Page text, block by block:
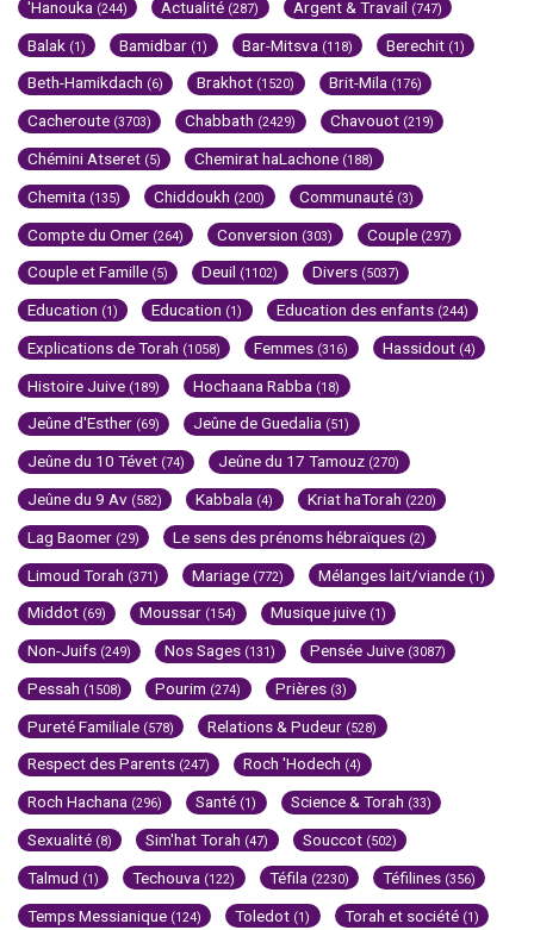
'Hanouka (244) Actualité (287) Argent & Travail (747)
Balak (1) Bamidbar (1) Bar-Mitsva (118) Berechit (1)
Beth-Hamikdach (6) Brakhot (1520) Brit-Mila (176)
Cacheroute (3703) Chabbath (2429) Chavouot (219)
Chémini Atseret (5) Chemirat haLachone (188)
Chemita (135) Chiddoukh (200) Communauté (3)
Compte du Omer (264) Conversion (303) Couple (297)
Couple et Famille (5) Deuil (1102) Divers (5037)
Education (1) Education (1) Education des enfants (244)
Explications de Torah (1058) Femmes (316) Hassidout (4)
Histoire Juive (189) Hochaana Rabba (18)
Jeûne d'Esther (69) Jeûne de Guedalia (51)
Jeûne du 10 Tévet (74) Jeûne du 17 Tamouz (270)
Jeûne du 9 Av (582) Kabbala (4) Kriat haTorah (220)
Lag Baomer (29) Le sens des prénoms hébraïques (2)
Limoud Torah (371) Mariage (772) Mélanges lait/viande (1)
Middot (69) Moussar (154) Musique juive (1)
Non-Juifs (249) Nos Sages (131) Pensée Juive (3087)
Pessah (1508) Pourim (274) Prières (3)
Pureté Familiale (578) Relations & Pudeur (528)
Respect des Parents (247) Roch 'Hodech (4)
Roch Hachana (296) Santé (1) Science & Torah (33)
Sexualité (8) Sim'hat Torah (47) Souccot (502)
Talmud (1) Techouva (122) Téfila (2230) Téfilines (356)
Temps Messianique (124) Toledot (1) Torah et société (1)